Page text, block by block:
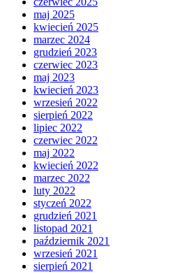
maj 2025
kwiecień 2025
marzec 2024
grudzień 2023
czerwiec 2023
maj 2023
kwiecień 2023
wrzesień 2022
sierpień 2022
lipiec 2022
czerwiec 2022
maj 2022
kwiecień 2022
marzec 2022
luty 2022
styczeń 2022
grudzień 2021
listopad 2021
październik 2021
wrzesień 2021
sierpień 2021